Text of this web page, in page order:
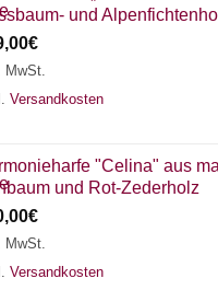
und
€
MwSt.
Versandkosten
"Celina" aus
und Rot-Zederholz
€
MwSt.
Versandkosten